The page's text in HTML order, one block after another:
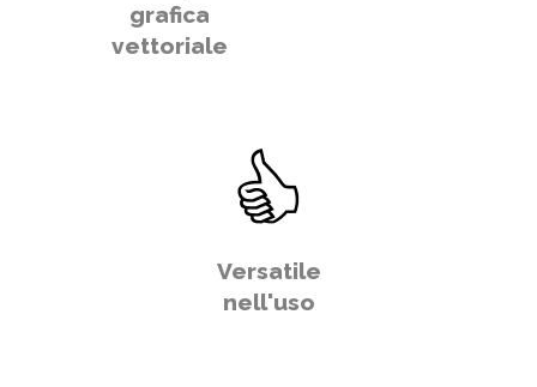
grafica
vettoriale
Versatile
nell'uso